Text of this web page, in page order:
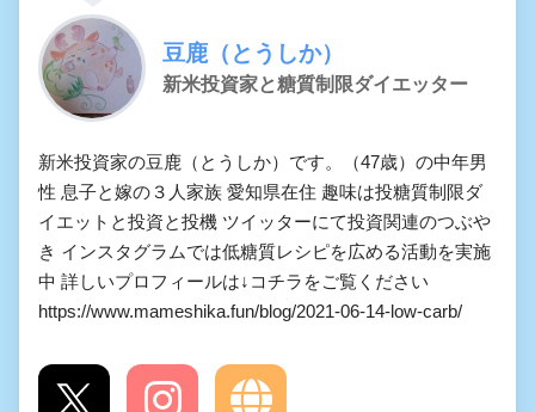
豆鹿（とうしか）
新米投資家と糖質制限ダイエッター
新米投資家の豆鹿（とうしか）です。（47歳）の中年男
性 息子と嫁の３人家族 愛知県在住 趣味は投糖質制限ダ
イエットと投資と投機 ツイッターにて投資関連のつぶや
き インスタグラムでは低糖質レシピを広める活動を実施
中 詳しいプロフィールは↓コチラをご覧ください
https://www.mameshika.fun/blog/2021-06-14-low-carb/